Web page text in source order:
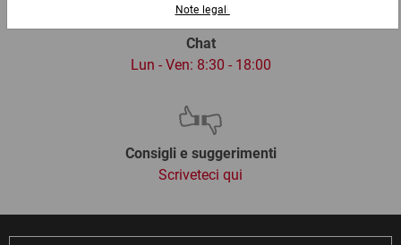
Chat
Lun - Ven: 8:30 - 18:00
Consigli e suggerimenti
Scriveteci qui